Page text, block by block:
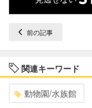
前の記事
関連キーワード
動物園/水族館